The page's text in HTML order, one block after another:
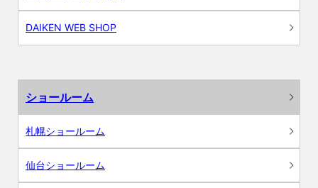
DAIKEN WEB SHOP
ショールーム
札幌ショールーム
仙台ショールーム